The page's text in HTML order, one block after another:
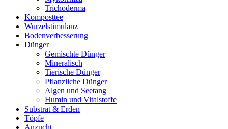
Trichoderma
Komposttee
Wurzelstimulanz
Bodenverbesserung
Dünger
Gemischte Dünger
Mineralisch
Tierische Dünger
Pflanzliche Dünger
Algen und Seetang
Humin und Vitalstoffe
Substrat & Erden
Töpfe
Anzucht